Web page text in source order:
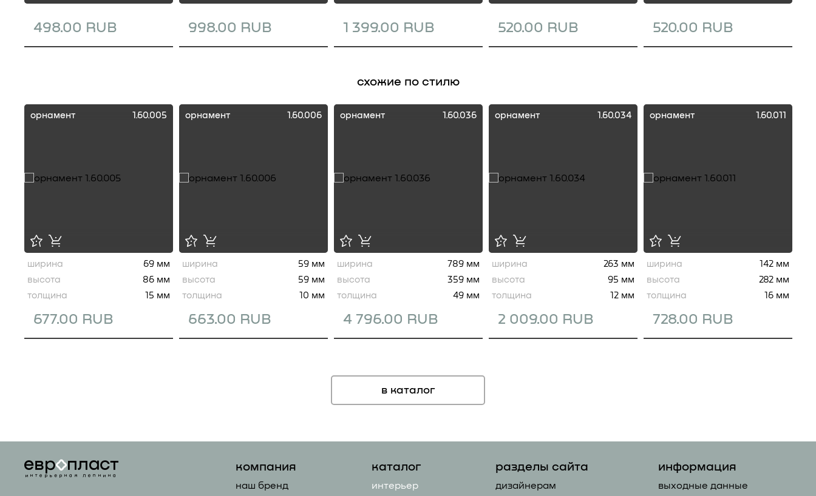
498.00 RUB 998.00 RUB 1 399.00 RUB 520.00 RUB 520.00 RUB
схожие по стилю
орнамент 1.60.005
677.00 RUB
ширина
69 мм
высота
86 мм
толщина
15 мм
орнамент 1.60.006
663.00 RUB
ширина
59 мм
высота
59 мм
толщина
10 мм
орнамент 1.60.036
4 796.00 RUB
ширина
789 мм
высота
359 мм
толщина
49 мм
орнамент 1.60.034
2 009.00 RUB
ширина
263 мм
высота
95 мм
толщина
12 мм
орнамент 1.60.011
728.00 RUB
ширина
142 мм
высота
282 мм
толщина
16 мм
в каталог
компания
наш бренд
каталог
интерьер
разделы сайта
дизайнерам
информация
выходные данные